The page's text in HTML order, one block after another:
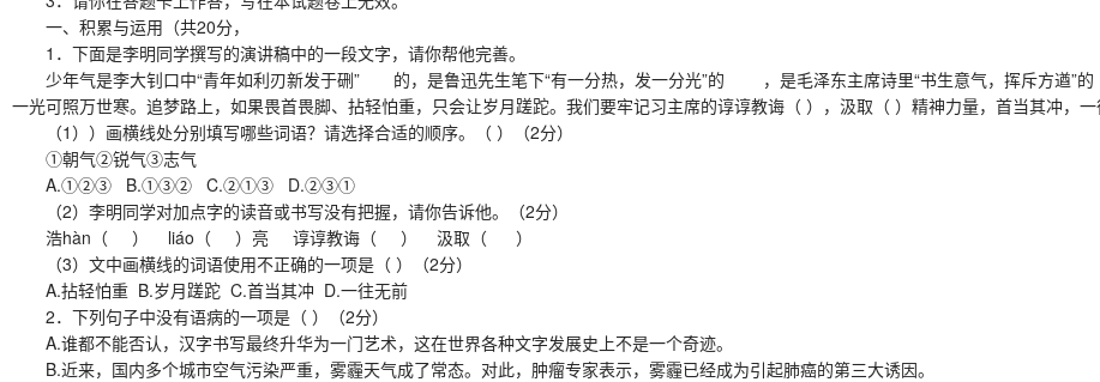
一、积累与运用（共20分，
1．下面是李明同学撰写的演讲稿中的一段文字，请你帮他完善。
少年气是李大钊口中“青年如利刃新发于硎” 的，是鲁迅先生笔下“有一分热，发一分光”的 ，是毛泽东主席诗里“书生意气，挥斥方遒”的
一光可照万世寒。追梦路上，如果畏首畏脚、拈轻怕重，只会让岁月蹉跎。我们要牢记习主席的谆谆教诲（ ），汲取（ ）精神力量，首当其冲，
（1））画横线处分别填写哪些词语？请选择合适的顺序。（ ）（2分）
①朝气②锐气③志气
A.①②③ B.①③② C.②①③ D.②③①
（2）李明同学对加点字的读音或书写没有把握，请你告诉他。（2分）
浩hàn（ ） liáo（ ）亮 谆谆教诲（ ） 汲取（ ）
（3）文中画横线的词语使用不正确的一项是（ ）（2分）
A.拈轻怕重 B.岁月蹉跎 C.首当其冲 D.一往无前
2．下列句子中没有语病的一项是（ ）（2分）
A.谁都不能否认，汉字书写最终升华为一门艺术，这在世界各种文字发展史上不是一个奇迹。
B.近来，国内多个城市空气污染严重，雾霾天气成了常态。对此，肿瘤专家表示，雾霾已经成为引起肺癌的第三大诱因。